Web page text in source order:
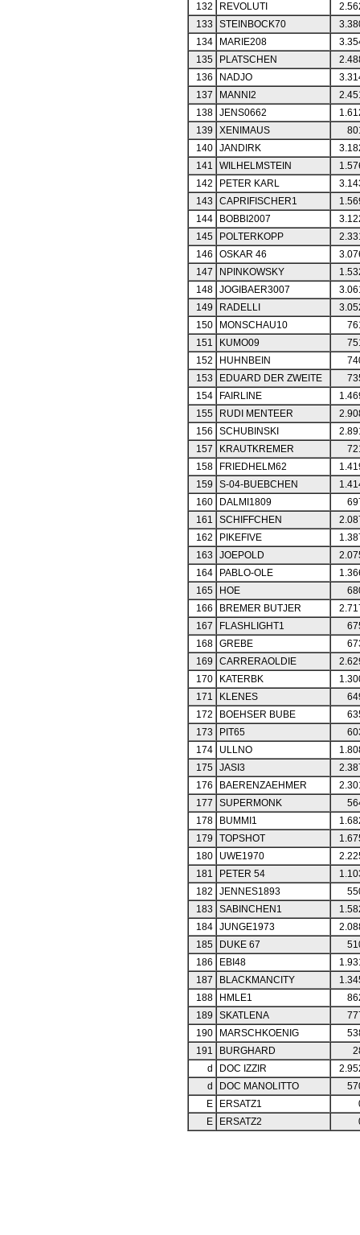
132
REVOLUTI
133
STEINBOCK70
134
MARIE208
135
PLATSCHEN
136
NADJO
137
MANNI2
138
JENS0662
139
XENIMAUS
140
JANDIRK
141
WILHELMSTEIN
142
PETER KARL
143
CAPRIFISCHER1
144
BOBBI2007
145
POLTERKOPP
146
OSKAR 46
147
NPINKOWSKY
148
JOGIBAER3007
149
RADELLI
150
MONSCHAU10
151
KUMO09
152
HUHNBEIN
153
EDUARD DER ZWEITE
154
FAIRLINE
155
RUDI MENTEER
156
SCHUBINSKI
157
KRAUTKREMER
158
FRIEDHELM62
159
S-04-BUEBCHEN
160
DALMI1809
161
SCHIFFCHEN
162
PIKEFIVE
163
JOEPOLD
164
PABLO-OLE
165
HOE
166
BREMER BUTJER
167
FLASHLIGHT1
168
GREBE
169
CARRERAOLDIE
170
KATERBK
171
KLENES
172
BOEHSER BUBE
173
PIT65
174
ULLNO
175
JASI3
176
BAERENZAEHMER
177
SUPERMONK
178
BUMMI1
179
TOPSHOT
180
UWE1970
181
PETER 54
182
JENNES1893
183
SABINCHEN1
184
JUNGE1973
185
DUKE 67
186
EBI48
187
BLACKMANCITY
188
HMLE1
189
SKATLENA
190
MARSCHKOENIG
191
BURGHARD
d
DOC IZZIR
d
DOC MANOLITTO
E
ERSATZ1
E
ERSATZ2